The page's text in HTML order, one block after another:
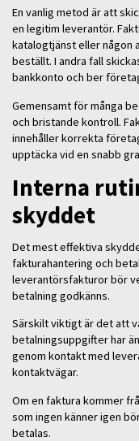
En vanlig metod är att
en legitim leverantör.
katalogtjänst eller någon
beställt. I andra fall
bankkonto och ber
Gemensamt för många
och bristande kontroll.
innehåller korrekta
upptäcka vid en snabb
Interna
skyddet
Det mest effektiva
fakturahantering och
leverantörsfakturor bör
betalning godkänns.
Särskilt viktigt är det att
betalningsuppgifter har
genom kontakt med
kontaktvägar.
Om en faktura kommer
som ingen känner igen
betalas.